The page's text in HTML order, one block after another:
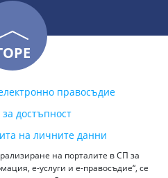
правосъдие
достъпност
на личните данни
на порталите в СП за
е-услуги и е-правосъдие“, се